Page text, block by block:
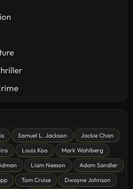
Samuel L. Jackson
Jackie Chan
Louis Koo
Mark Wahlberg
Liam Neeson
Adam Sandler
Tom Cruise
Dwayne Johnson